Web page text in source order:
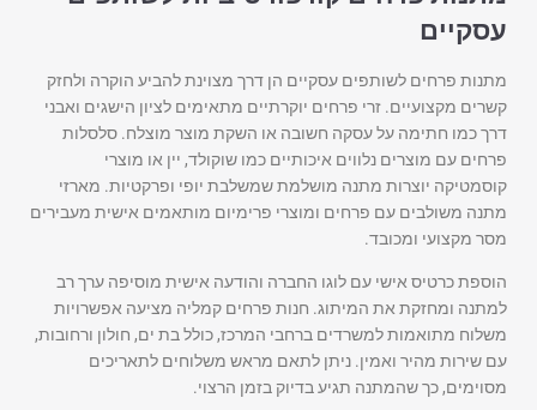
עסקיים
מתנות פרחים לשותפים עסקיים הן דרך מצוינת להביע הוקרה ולחזק
קשרים מקצועיים. זרי פרחים יוקרתיים מתאימים לציון הישגים ואבני
דרך כמו חתימה על עסקה חשובה או השקת מוצר מוצלח. סלסלות
פרחים עם מוצרים נלווים איכותיים כמו שוקולד, יין או מוצרי
קוסמטיקה יוצרות מתנה מושלמת שמשלבת יופי ופרקטיות. מארזי
מתנה משולבים עם פרחים ומוצרי פרימיום מותאמים אישית מעבירים
מסר מקצועי ומכובד.
הוספת כרטיס אישי עם לוגו החברה והודעה אישית מוסיפה ערך רב
למתנה ומחזקת את המיתוג. חנות פרחים קמליה מציעה אפשרויות
משלוח מתואמות למשרדים ברחבי המרכז, כולל בת ים, חולון ורחובות,
עם שירות מהיר ואמין. ניתן לתאם מראש משלוחים לתאריכים
מסוימים, כך שהמתנה תגיע בדיוק בזמן הרצוי.